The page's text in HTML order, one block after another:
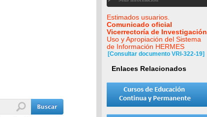
Estimados usuarios.
Comunicado oficial
Vicerrectoría de Investigación
Uso y Apropiación del Sistema
de Información HERMES
[Consultar documento VRI-322-19]
Enlaces Relacionados